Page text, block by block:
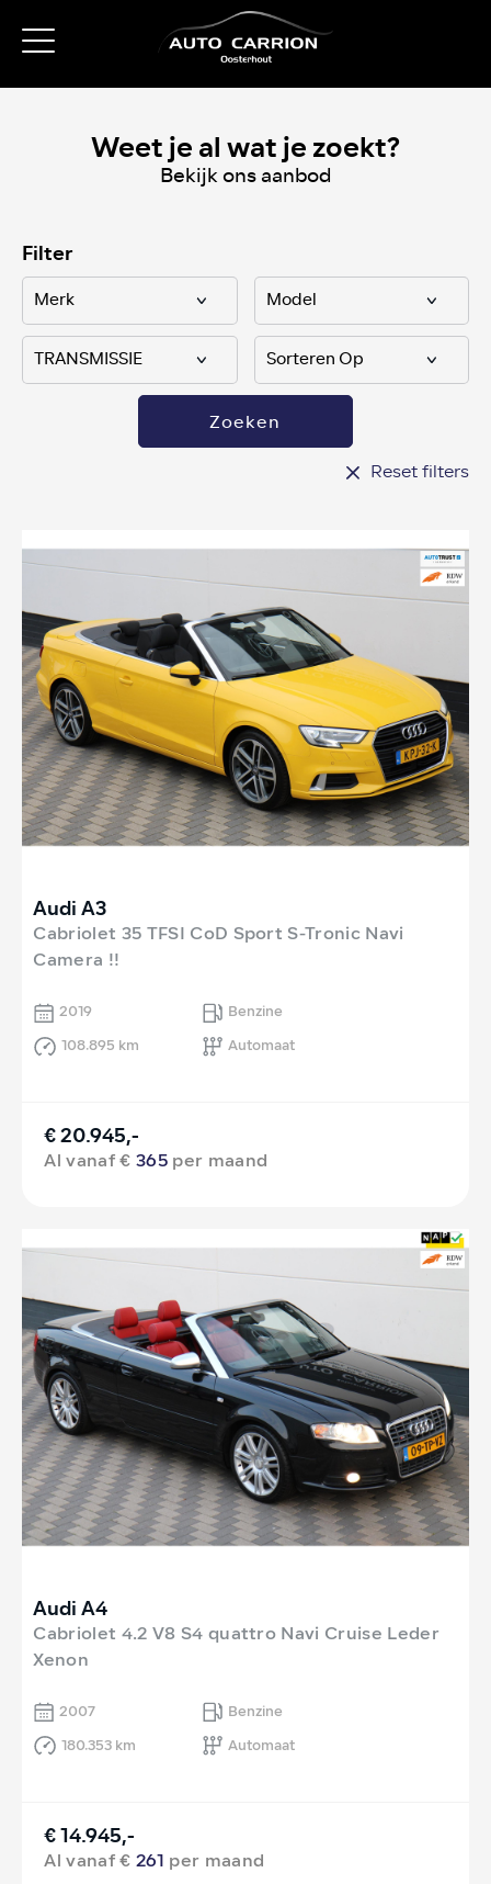
Weet je al wat je zoekt?
Bekijk ons aanbod
Filter
Zoeken
Reset filters
Audi A3
Cabriolet 35 TFSI CoD Sport S-Tronic Navi
Camera !!
2019
Benzine
108.895 km
Automaat
€ 20.945,-
Al vanaf €365 per maand
Audi A4
Cabriolet 4.2 V8 S4 quattro Navi Cruise Leder
Xenon
2007
Benzine
180.353 km
Automaat
€ 14.945,-
Al vanaf €261 per maand